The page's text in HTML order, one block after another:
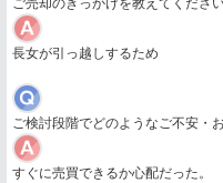
ご売却のきっかけを教えてください
長女が引っ越しするため
ご検討段階でどのようなご不安・
すぐに売買できるか心配だった。